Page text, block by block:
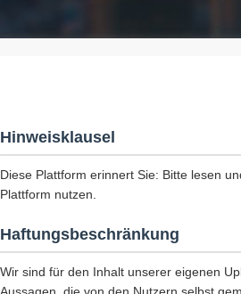
Hinweisklausel
Diese Plattform erinnert Sie: Bitte lesen
Plattform nutzen.
Haftungsbeschränkung
Wir sind für den Inhalt unserer eigenen